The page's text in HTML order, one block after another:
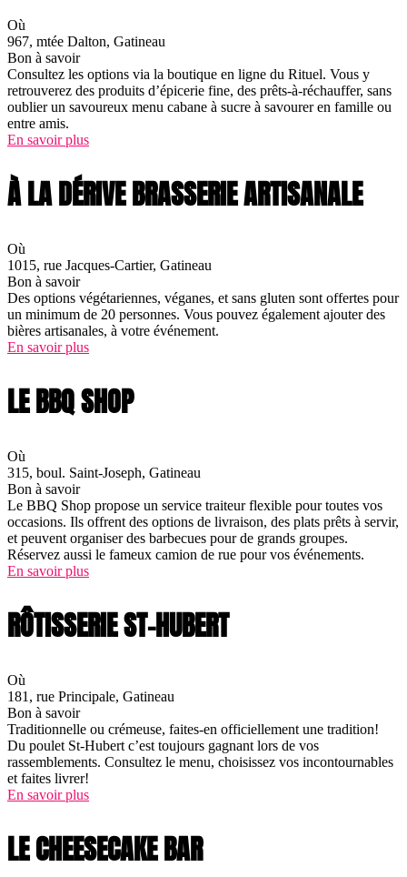
Où
967, mtée Dalton, Gatineau
Bon à savoir
Consultez les options via la boutique en ligne du Rituel. Vous y
retrouverez des produits d’épicerie fine, des prêts-à-réchauffer, sans
oublier un savoureux menu cabane à sucre à savourer en famille ou
entre amis.
En savoir plus
À LA DÉRIVE BRASSERIE ARTISANALE
Où
1015, rue Jacques-Cartier, Gatineau
Bon à savoir
Des options végétariennes, véganes, et sans gluten sont offertes pour
un minimum de 20 personnes. Vous pouvez également ajouter des
bières artisanales, à votre événement.
En savoir plus
LE BBQ SHOP
Où
315, boul. Saint-Joseph, Gatineau
Bon à savoir
Le BBQ Shop propose un service traiteur flexible pour toutes vos
occasions. Ils offrent des options de livraison, des plats prêts à servir,
et peuvent organiser des barbecues pour de grands groupes.
Réservez aussi le fameux camion de rue pour vos événements.
En savoir plus
RÔTISSERIE ST-HUBERT
Où
181, rue Principale, Gatineau
Bon à savoir
Traditionnelle ou crémeuse, faites-en officiellement une tradition!
Du poulet St-Hubert c’est toujours gagnant lors de vos
rassemblements. Consultez le menu, choisissez vos incontournables
et faites livrer!
En savoir plus
LE CHEESECAKE BAR